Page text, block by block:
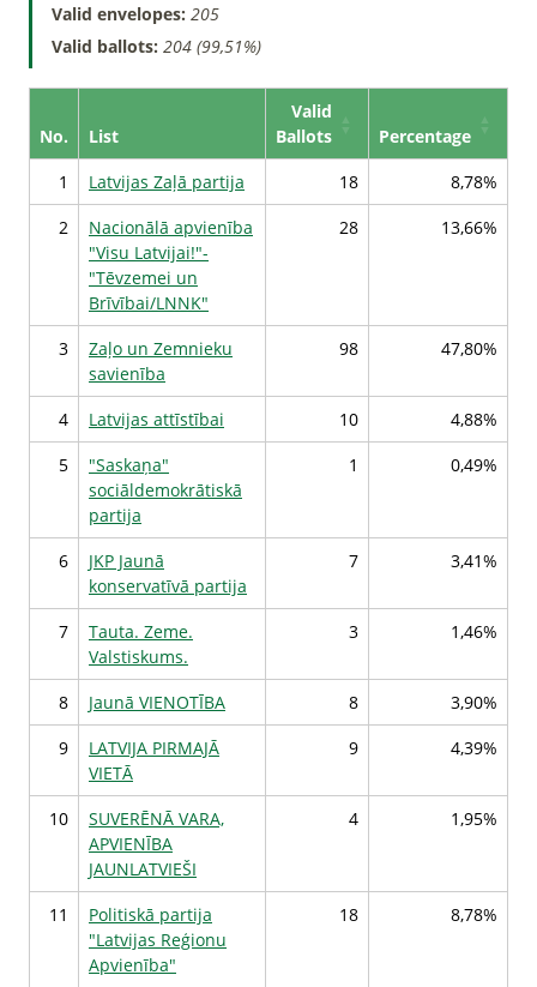
Valid envelopes: 205
Valid ballots: 204 (99,51%)
No. List
Valid
Ballots
Percentage
1
Latvijas Zaļā partija 18
8,78%
2
Nacionālā apvienība
"Visu Latvijai!"-
"Tēvzemei un
Brīvībai/LNNK"
28 13,66%
3
Zaļo un Zemnieku
savienība
98 47,80%
4 Latvijas attīstībai 10
4,88%
5
"Saskaņa"
sociāldemokrātiskā
partija
1 0,49%
6
JKP Jaunā
konservatīvā partija
7 3,41%
7
Tauta. Zeme.
Valstiskums.
3 1,46%
8 Jaunā VIENOTĪBA 8
3,90%
9
LATVIJA PIRMAJĀ
VIETĀ
9 4,39%
10
SUVERĒNĀ VARA,
APVIENĪBA
JAUNLATVIEŠI
4 1,95%
11
Politiskā partija
"Latvijas Reģionu
Apvienība"
18 8,78%